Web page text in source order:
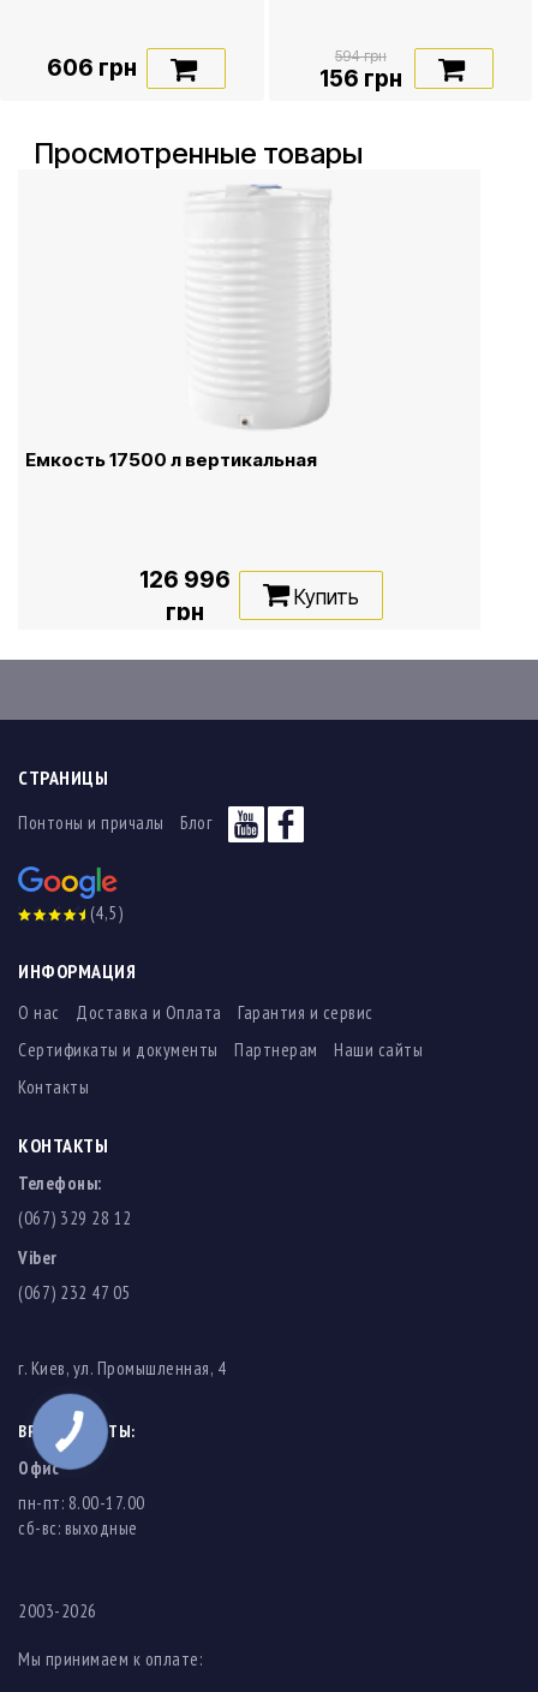
606 грн 156 грн
594 грн
Просмотренные товары
Емкость 17500 л вертикальная
126 996
грн
Купить
СТРАНИЦЫ
Понтоны и причалы Блог
(4,5)
ИНФОРМАЦИЯ
О нас Доставка и Оплата
Гарантия и сервис
Сертификаты и документы
Партнерам
Наши сайты
Контакты
КОНТАКТЫ
Телефоны:
(067) 329 28 12
Viber
(067) 232 47 05
г. Киев, ул. Промышленная, 4
ВРЕМЯ РАБОТЫ:
Офис
пн-пт: 8.00-17.00
cб-вс: выходные
2003-2026
Мы принимаем к оплате: